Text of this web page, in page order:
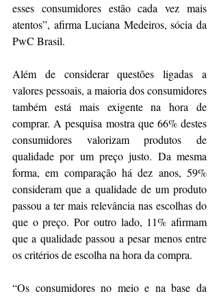
esses consumidores estão cada vez mais
atentos”, afirma Luciana Medeiros, sócia da
PwC Brasil.
Além de considerar questões ligadas a
valores pessoais, a maioria dos consumidores
também está mais exigente na hora de
comprar. A pesquisa mostra que 66% destes
consumidores valorizam produtos de
qualidade por um preço justo. Da mesma
forma, em comparação há dez anos, 59%
consideram que a qualidade de um produto
passou a ter mais relevância nas escolhas do
que o preço. Por outro lado, 11% afirmam
que a qualidade passou a pesar menos entre
os critérios de escolha na hora da compra.
“Os consumidores no meio e na base da